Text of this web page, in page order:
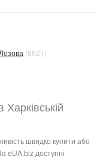
Лозова (8621)
швидко купити або
eUA.biz доступні